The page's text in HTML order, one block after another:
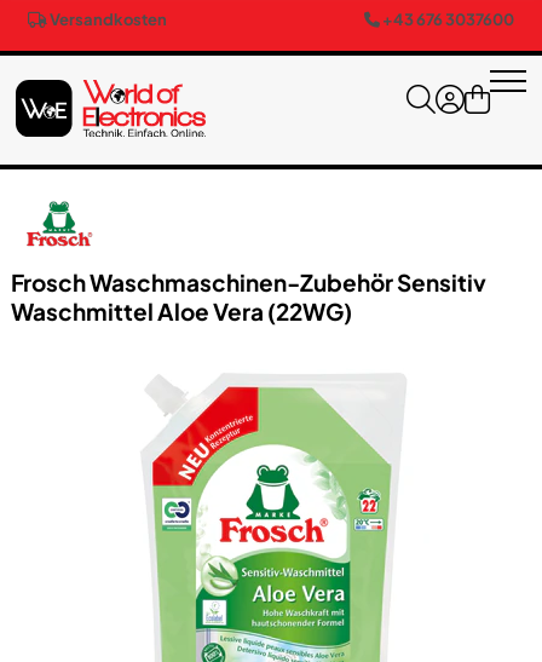
Versandkosten +43 676 3037600
Frosch Waschmaschinen-Zubehör Sensitiv
Waschmittel Aloe Vera (22WG)